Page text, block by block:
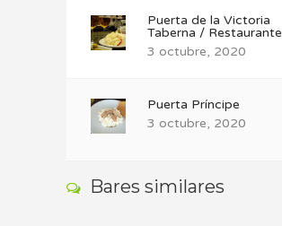
Puerta de la Victoria
Taberna / Restaurante
3 octubre, 2020
Puerta Príncipe
3 octubre, 2020
Bares similares